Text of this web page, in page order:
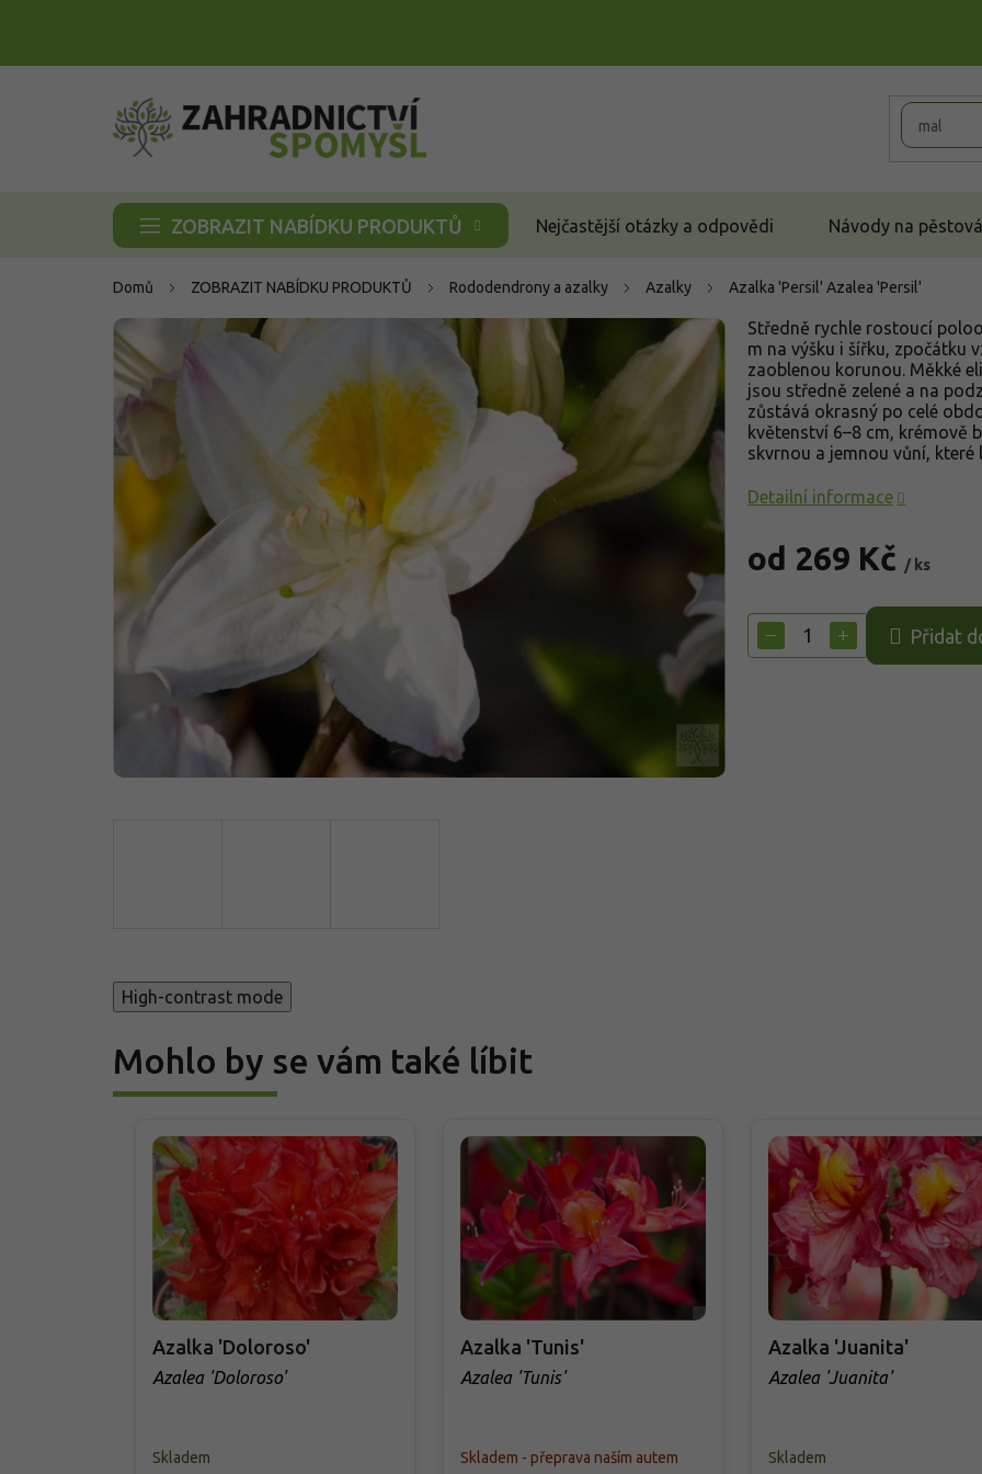
ZOBRAZIT NABÍDKU PRODUKTŮ Nejčastější otázky a odpovědi Návody na
Domů ZOBRAZIT NABÍDKU PRODUKTŮ Rododendrony a azalky Azalky Azalka 'Persil' Azalea 'Persil'
od 269 Kč / ks
cena:
+
− Přidat
Středně rychle rostoucí
m na výšku i šířku, zpočátku
zaoblenou korunou. Měkké
jsou středně zelené a na
zůstává okrasný po celé
květenství 6–8 cm, krémově
skvrnou a jemnou vůní, které
Detailní informace
High-contrast mode
Mohlo by se vám také líbit
Azalka 'Doloroso'
Azalea 'Doloroso'
Skladem
Azalka 'Tunis'
Azalea 'Tunis'
Skladem - přeprava naším autem
Azalka 'Juanita'
Azalea 'Juanita'
Skladem